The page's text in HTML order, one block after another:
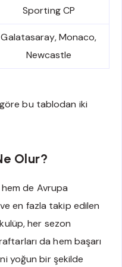
Sporting CP
Galatasaray, Monaco,
Newcastle
bu tablodan iki
Olur?
de Avrupa
en fazla takip edilen
her sezon
da hem başarı
yoğun bir şekilde